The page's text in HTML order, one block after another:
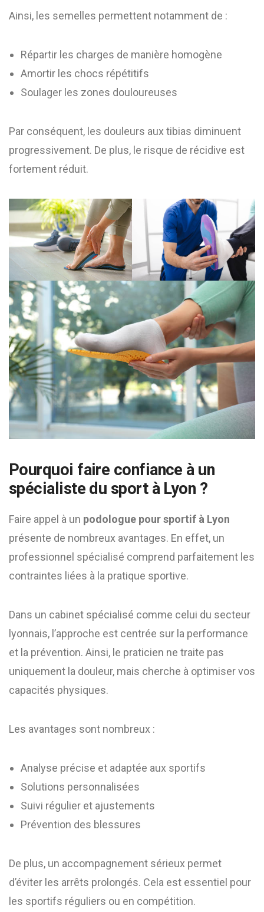
Ainsi, les semelles permettent notamment de :
Répartir les charges de manière homogène
Amortir les chocs répétitifs
Soulager les zones douloureuses
Par conséquent, les douleurs aux tibias diminuent
progressivement. De plus, le risque de récidive est
fortement réduit.
Pourquoi faire confiance à un
spécialiste du sport à Lyon ?
Faire appel à un podologue pour sportif à Lyon
présente de nombreux avantages. En effet, un
professionnel spécialisé comprend parfaitement les
contraintes liées à la pratique sportive.
Dans un cabinet spécialisé comme celui du secteur
lyonnais, l’approche est centrée sur la performance
et la prévention. Ainsi, le praticien ne traite pas
uniquement la douleur, mais cherche à optimiser vos
capacités physiques.
Les avantages sont nombreux :
Analyse précise et adaptée aux sportifs
Solutions personnalisées
Suivi régulier et ajustements
Prévention des blessures
De plus, un accompagnement sérieux permet
d’éviter les arrêts prolongés. Cela est essentiel pour
les sportifs réguliers ou en compétition.